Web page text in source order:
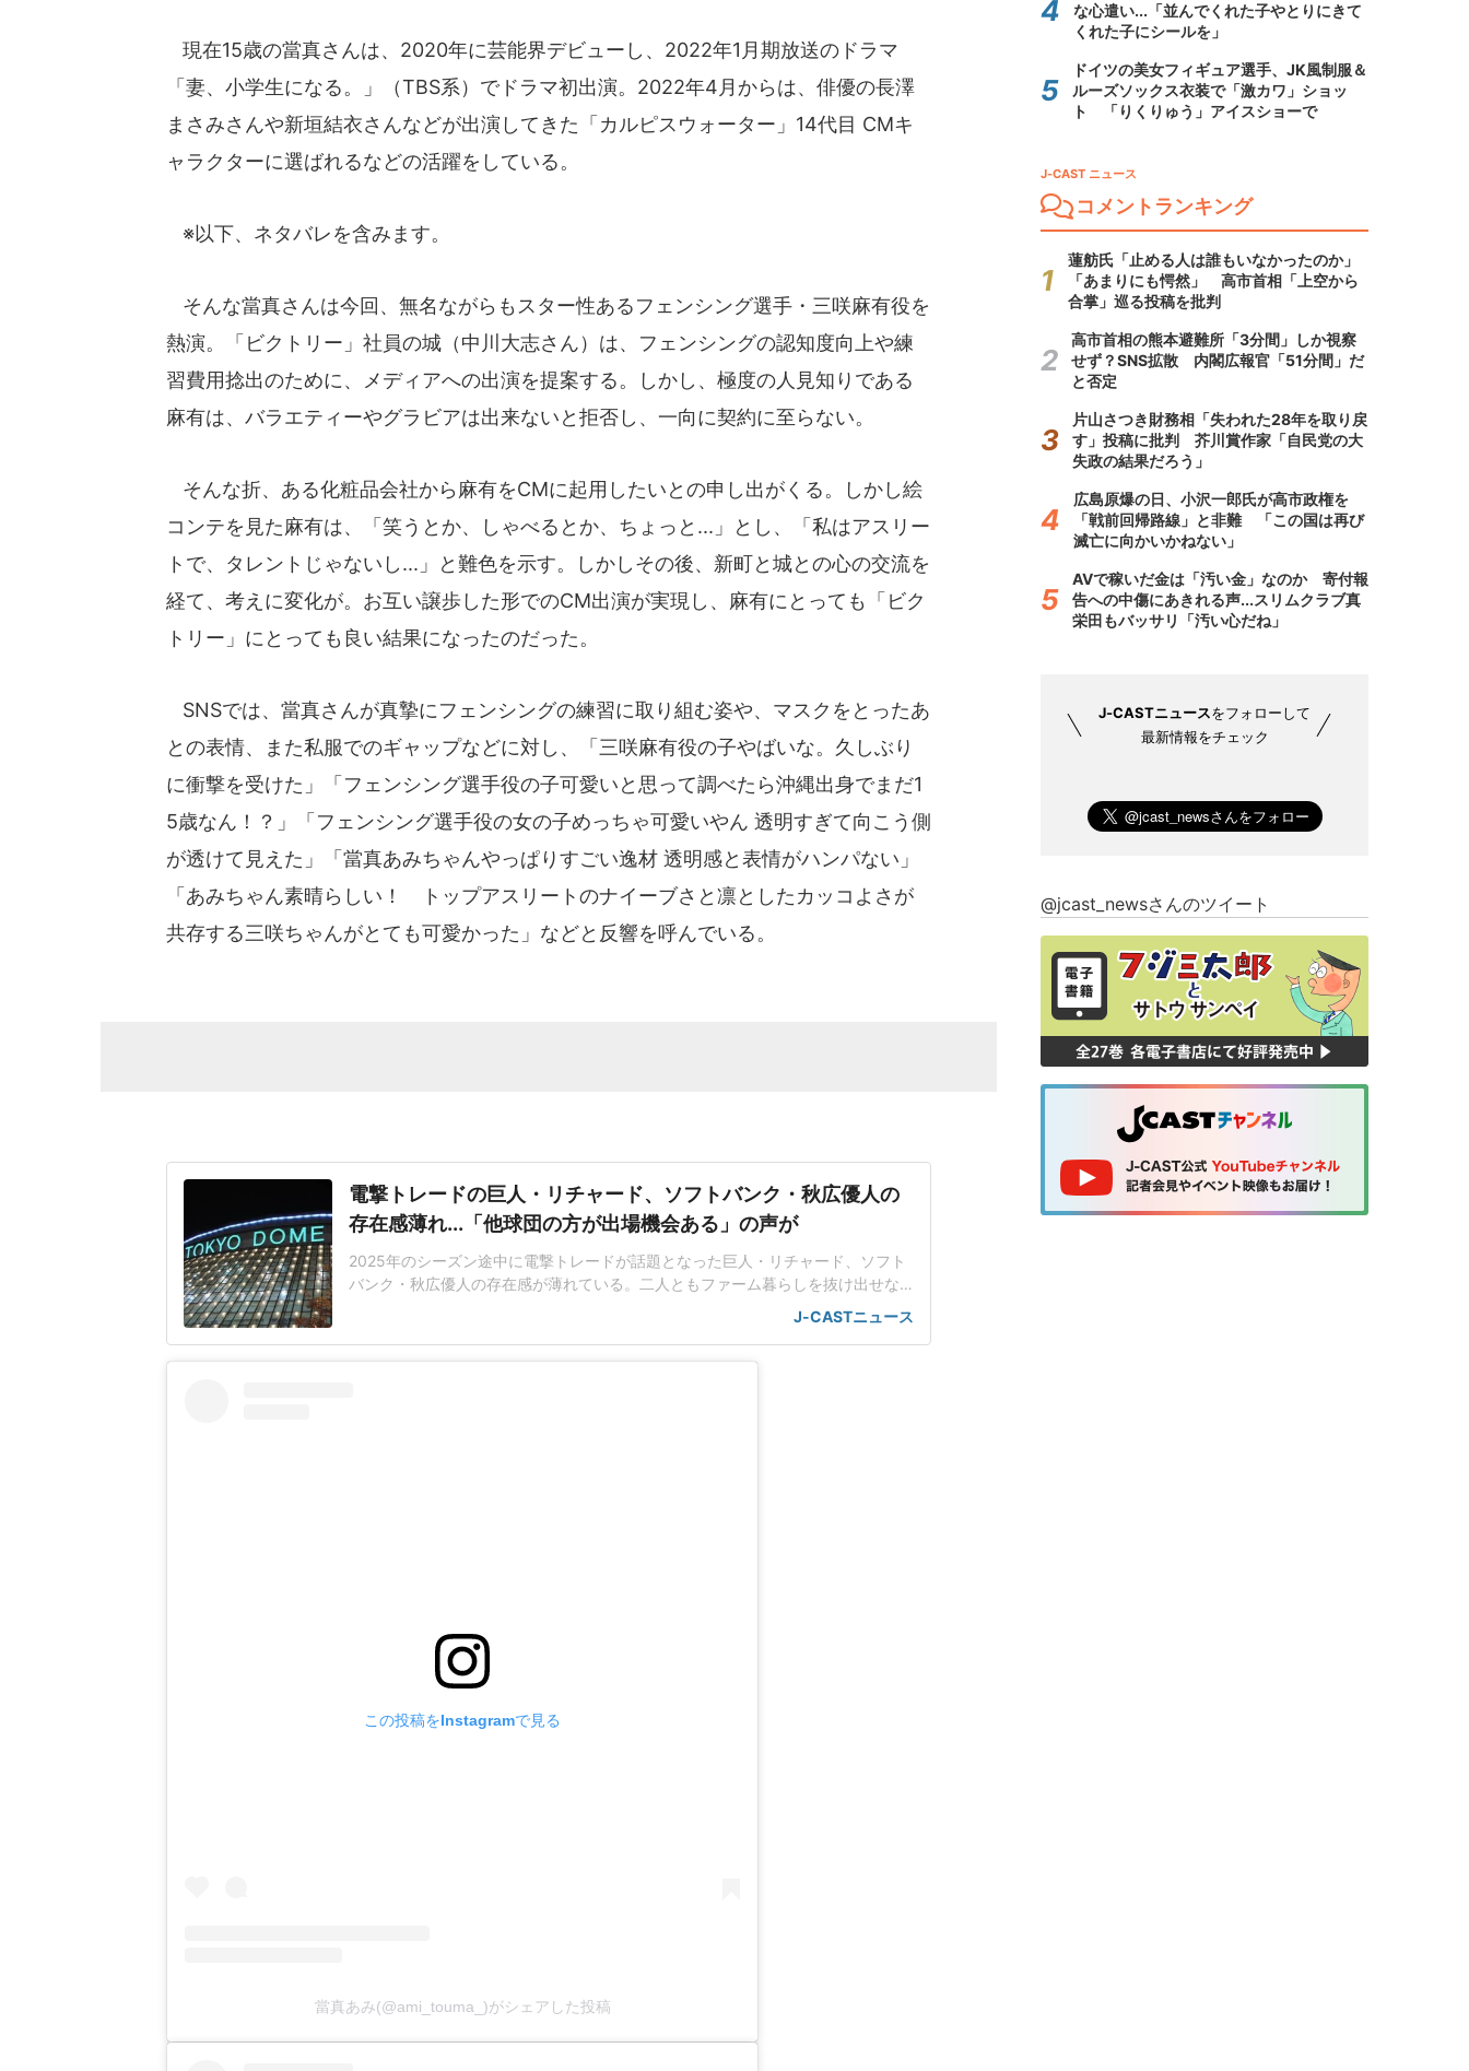
現在15歳の當真さんは、2020年に芸能界デビューし、2022年1月期放送のドラマ
「妻、小学生になる。」（TBS系）でドラマ初出演。2022年4月からは、俳優の長澤
まさみさんや新垣結衣さんなどが出演してきた「カルピスウォーター」14代目 CMキ
ャラクターに選ばれるなどの活躍をしている。
※以下、ネタバレを含みます。
そんな當真さんは今回、無名ながらもスター性あるフェンシング選手・三咲麻有役を
熱演。「ビクトリー」社員の城（中川大志さん）は、フェンシングの認知度向上や練
習費用捻出のために、メディアへの出演を提案する。しかし、極度の人見知りである
麻有は、バラエティーやグラビアは出来ないと拒否し、一向に契約に至らない。
そんな折、ある化粧品会社から麻有をCMに起用したいとの申し出がくる。しかし絵
コンテを見た麻有は、「笑うとか、しゃべるとか、ちょっと...」とし、「私はアスリー
トで、タレントじゃないし...」と難色を示す。しかしその後、新町と城との心の交流を
経て、考えに変化が。お互い譲歩した形でのCM出演が実現し、麻有にとっても「ビク
トリー」にとっても良い結果になったのだった。
SNSでは、當真さんが真摯にフェンシングの練習に取り組む姿や、マスクをとったあ
との表情、また私服でのギャップなどに対し、「三咲麻有役の子やばいな。久しぶり
に衝撃を受けた」「フェンシング選手役の子可愛いと思って調べたら沖縄出身でまだ1
5歳なん！？」「フェンシング選手役の女の子めっちゃ可愛いやん 透明すぎて向こう側
が透けて見えた」「當真あみちゃんやっぱりすごい逸材 透明感と表情がハンパない」
「あみちゃん素晴らしい！ トップアスリートのナイーブさと凛としたカッコよさが
共存する三咲ちゃんがとても可愛かった」などと反響を呼んでいる。
電撃トレードの巨人・リチャード、ソフトバンク・秋広優人の
存在感薄れ...「他球団の方が出場機会ある」の声が
2025年のシーズン途中に電撃トレードが話題となった巨人・リチャード、ソフト
バンク・秋広優人の存在感が薄れている。二人ともファーム暮らしを抜け出せな
いリチャードはソフトバンク在籍時にウエスタン・リーグで5年連続本塁打王に輝
いた長打力を評価され、秋広優人、大江竜聖と2対1のトレードで25年5月に巨人に
J-CASTニュース
この投稿をInstagramで見る
當真あみ(@ami_touma_)がシェアした投稿
な心遣い...「並んでくれた子やとりにきて
くれた子にシールを」
ドイツの美女フィギュア選手、JK風制服＆
ルーズソックス衣装で「激カワ」ショッ
ト 「りくりゅう」アイスショーで
J-CAST ニュース
コメントランキング
蓮舫氏「止める人は誰もいなかったのか」
「あまりにも愕然」 高市首相「上空から
合掌」巡る投稿を批判
高市首相の熊本避難所「3分間」しか視察
せず？SNS拡散 内閣広報官「51分間」だ
と否定
片山さつき財務相「失われた28年を取り戻
す」投稿に批判 芥川賞作家「自民党の大
失政の結果だろう」
広島原爆の日、小沢一郎氏が高市政権を
「戦前回帰路線」と非難 「この国は再び
滅亡に向かいかねない」
AVで稼いだ金は「汚い金」なのか 寄付報
告への中傷にあきれる声...スリムクラブ真
栄田もバッサリ「汚い心だね」
J-CASTニュースをフォローして
最新情報をチェック
@jcast_newsさんのツイート